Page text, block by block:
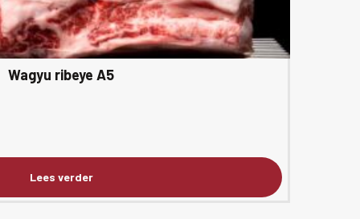
Lees verder
Wagyu ribeye A5